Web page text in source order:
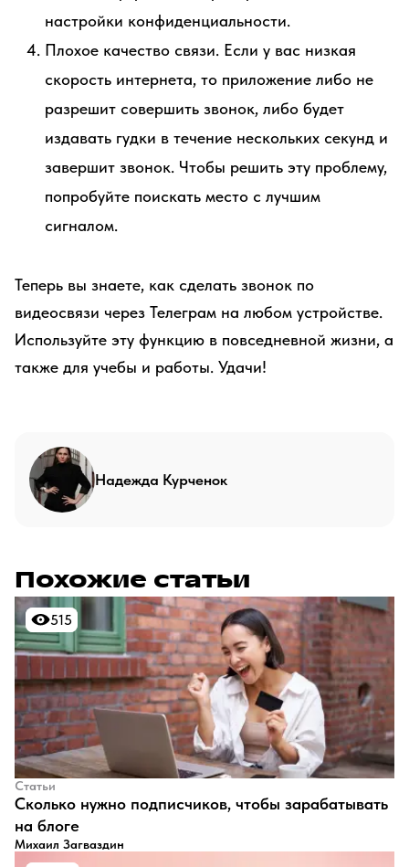
настройки конфиденциальности.
Плохое качество связи. Если у вас низкая
скорость интернета, то приложение либо не
разрешит совершить звонок, либо будет
издавать гудки в течение нескольких секунд и
завершит звонок. Чтобы решить эту проблему,
попробуйте поискать место с лучшим
сигналом.
Теперь вы знаете, как сделать звонок по
видеосвязи через Телеграм на любом устройстве.
Используйте эту функцию в повседневной жизни, а
также для учебы и работы. Удачи!
Надежда Курченок
Похожие статьи
515
515
Статьи
​Сколько нужно подписчиков, чтобы зарабатывать
на блоге
Михаил Загваздин